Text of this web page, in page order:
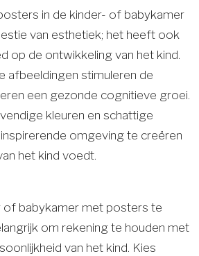
in de kinder- of babykamer
van esthetiek; het heeft ook
op de ontwikkeling van het kind.
afbeeldingen stimuleren de
een gezonde cognitieve groei.
kleuren en schattige
omgeving te creëren
het kind voedt.
of babykamer met posters te
om rekening te houden met
van het kind. Kies